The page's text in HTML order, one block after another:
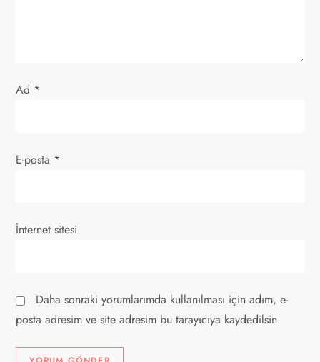
i
Ad *
E-posta *
İnternet sitesi
Daha sonraki yorumlarımda kullanılması için adım, e-
posta adresim ve site adresim bu tarayıcıya kaydedilsin.